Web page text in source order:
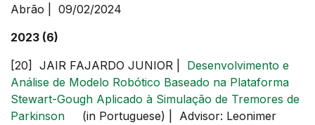
Abrão | 09/02/2024
2023 (6)
[20] JAIR FAJARDO JUNIOR | Desenvolvimento e
Análise de Modelo Robótico Baseado na Plataforma
Stewart-Gough Aplicado à Simulação de Tremores de
Parkinson
(in Portuguese) | Advisor: Leonimer